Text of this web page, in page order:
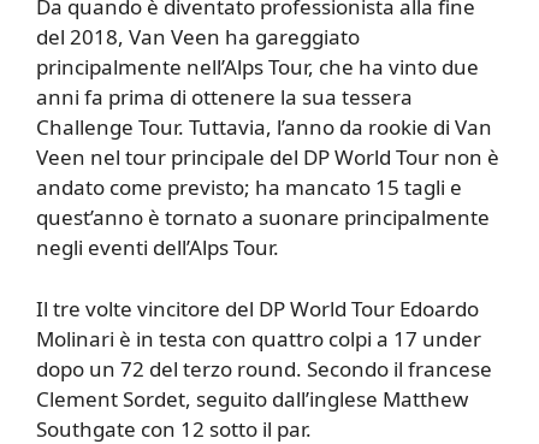
Da quando è diventato professionista alla fine
del 2018, Van Veen ha gareggiato
principalmente nell’Alps Tour, che ha vinto due
anni fa prima di ottenere la sua tessera
Challenge Tour. Tuttavia, l’anno da rookie di Van
Veen nel tour principale del DP World Tour non è
andato come previsto; ha mancato 15 tagli e
quest’anno è tornato a suonare principalmente
negli eventi dell’Alps Tour.
Il tre volte vincitore del DP World Tour Edoardo
Molinari è in testa con quattro colpi a 17 under
dopo un 72 del terzo round. Secondo il francese
Clement Sordet, seguito dall’inglese Matthew
Southgate con 12 sotto il par.